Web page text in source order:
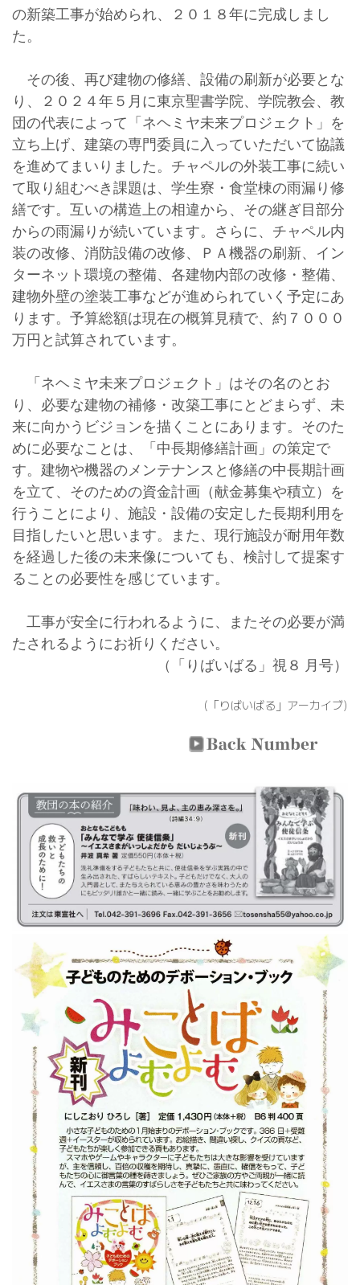
の新築工事が始められ、２０１８年に完成しまし
た。
その後、再び建物の修繕、設備の刷新が必要とな
り、２０２４年５月に東京聖書学院、学院教会、教
団の代表によって「ネヘミヤ未来プロジェクト」を
立ち上げ、建築の専門委員に入っていただいて協議
を進めてまいりました。チャペルの外装工事に続い
て取り組むべき課題は、学生寮・食堂棟の雨漏り修
繕です。互いの構造上の相違から、その継ぎ目部分
からの雨漏りが続いています。さらに、チャペル内
装の改修、消防設備の改修、ＰＡ機器の刷新、イン
ターネット環境の整備、各建物内部の改修・整備、
建物外壁の塗装工事などが進められていく予定にあ
ります。予算総額は現在の概算見積で、約７０００
万円と試算されています。
「ネヘミヤ未来プロジェクト」はその名のとお
り、必要な建物の補修・改築工事にとどまらず、未
来に向かうビジョンを描くことにあります。そのた
めに必要なことは、「中長期修繕計画」の策定で
す。建物や機器のメンテナンスと修繕の中長期計画
を立て、そのための資金計画（献金募集や積立）を
行うことにより、施設・設備の安定した長期利用を
目指したいと思います。また、現行施設が耐用年数
を経過した後の未来像についても、検討して提案す
ることの必要性を感じています。
工事が安全に行われるように、またその必要が満
たされるようにお祈りください。
（「りばいばる」視８ 月号）
(「りばいばる」アーカイブ)